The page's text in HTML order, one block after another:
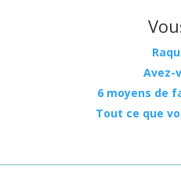
Avez-
6 moyens de
Tout ce que